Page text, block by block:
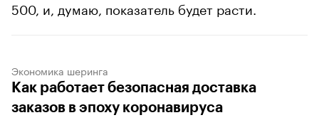
500, и, думаю, показатель будет расти.
Экономика шеринга
Как работает безопасная доставка
заказов в эпоху коронавируса